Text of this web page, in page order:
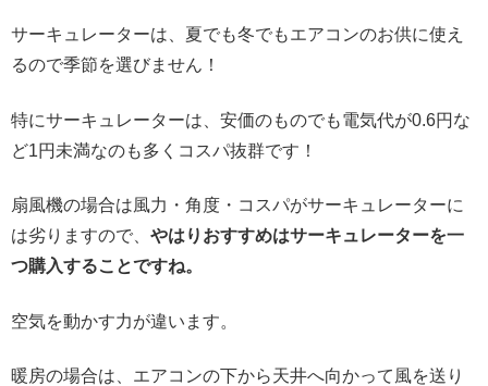
サーキュレーターは、夏でも冬でもエアコンのお供に使え
るので季節を選びません！
特にサーキュレーターは、安価のものでも電気代が0.6円な
ど1円未満なのも多くコスパ抜群です！
扇風機の場合は風力・角度・コスパがサーキュレーターに
は劣りますので、 やはりおすすめはサーキュレーターを一
つ購入することですね。
空気を動かす力が違います。
暖房の場合は、エアコンの下から天井へ向かって風を送り